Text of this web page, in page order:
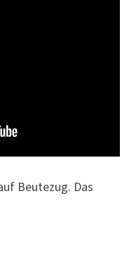
Beutezug. Das